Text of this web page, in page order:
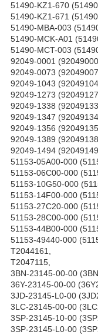
51490-KZ1-670
51490-KZ1-671
51490-MBA-003
51490-MCK-A01
51490-MCT-003
92049-0001
92049-0073
92049-1043
92049-1273
92049-1338
92049-1347
92049-1356
92049-1389
92049-1494
51153-05A00-000
51153-06C00-000
51153-10G50-000
51153-14F00-000
51153-27C20-000
51153-28C00-000
51153-44B00-000
51153-49440-000
T2044161,
T2047115,
3BN-23145-00-00
36Y-23145-00-00
3JD-23145-L0-00
3LC-23145-00-00
3SP-23145-10-00
3SP-23145-L0-00